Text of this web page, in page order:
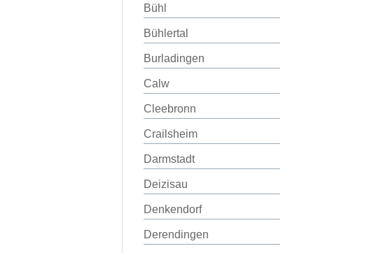
Bühl
Bühlertal
Burladingen
Calw
Cleebronn
Crailsheim
Darmstadt
Deizisau
Denkendorf
Derendingen